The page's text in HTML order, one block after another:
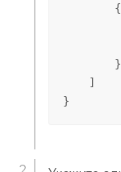
        {
        }
    ]
}